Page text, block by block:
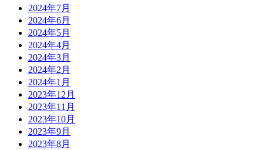
2024年7月
2024年6月
2024年5月
2024年4月
2024年3月
2024年2月
2024年1月
2023年12月
2023年11月
2023年10月
2023年9月
2023年8月